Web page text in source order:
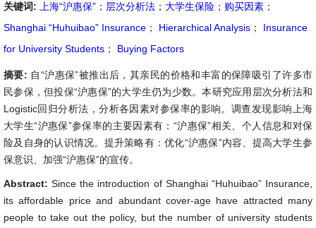
关键词:
上海“沪惠保” ； 层次分析法 ； 大学生保险 ； 购买因素 ；
Shanghai “Huhuibao” Insurance ； Hierarchical Analysis ；
Insurance
for University Students ； Buying Factors
摘要: 自“沪惠保”被推出后，其亲民的价格和丰富的保障吸引了许多市
民参保，但投保“沪惠保”的大学生仍为少数。本研究应用层次分析法和
Logistic回归分析法，分析各因素对参保率的影响。调查发现影响上海
大学生“沪惠保”参保率的主要因素有：“沪惠保”相关、个人信息和对保
险及自身的认识情况。提升策略有：优化“沪惠保”内容、提高大学生参
保意识、加强“沪惠保”的宣传。
Abstract:Since the introduction of Shanghai “Huhuibao” Insurance,
its affordable price and abundant cover-age have attracted many
people to take out the policy, but the number of university students